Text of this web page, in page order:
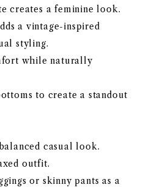
creates a feminine look.
a vintage-inspired
styling.
while naturally
to create a standout
casual look.
outfit.
or skinny pants as a